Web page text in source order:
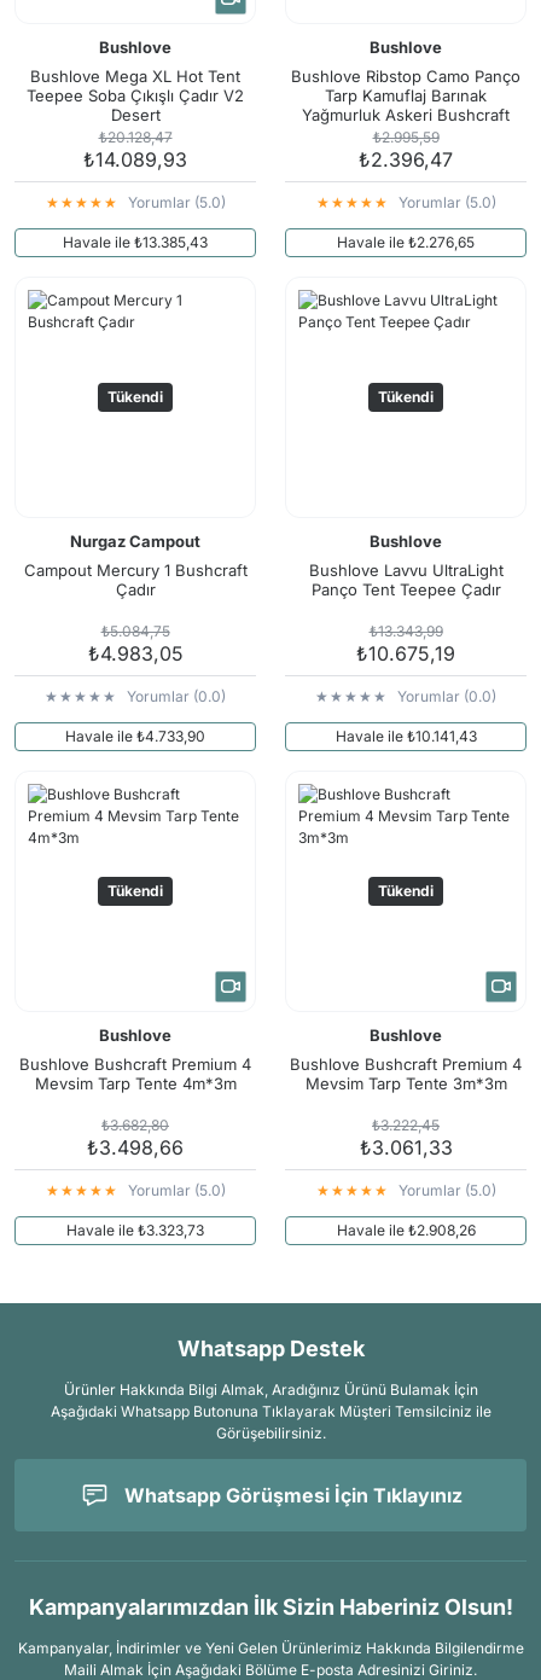
Bushlove
Bushlove Mega XL Hot Tent
Teepee Soba Çıkışlı Çadır V2
Desert
₺20.128,47
₺14.089,93
Yorumlar (5.0)
Havale ile ₺13.385,43
Bushlove
Bushlove Ribstop Camo Panço
Tarp Kamuflaj Barınak
Yağmurluk Askeri Bushcraft
₺2.995,59
₺2.396,47
Yorumlar (5.0)
Havale ile ₺2.276,65
Tükendi
Nurgaz Campout
Campout Mercury 1 Bushcraft
Çadır
₺5.084,75
₺4.983,05
Yorumlar (0.0)
Havale ile ₺4.733,90
Tükendi
Bushlove
Bushlove Lavvu UltraLight
Panço Tent Teepee Çadır
₺13.343,99
₺10.675,19
Yorumlar (0.0)
Havale ile ₺10.141,43
Tükendi
Bushlove
Bushlove Bushcraft Premium 4
Mevsim Tarp Tente 4m*3m
₺3.682,80
₺3.498,66
Yorumlar (5.0)
Havale ile ₺3.323,73
Tükendi
Bushlove
Bushlove Bushcraft Premium 4
Mevsim Tarp Tente 3m*3m
₺3.222,45
₺3.061,33
Yorumlar (5.0)
Havale ile ₺2.908,26
Whatsapp Destek
Ürünler Hakkında Bilgi Almak, Aradığınız Ürünü Bulamak İçin
Aşağıdaki Whatsapp Butonuna Tıklayarak Müşteri Temsilciniz ile
Görüşebilirsiniz.
Whatsapp Görüşmesi İçin Tıklayınız
Kampanyalarımızdan İlk Sizin Haberiniz Olsun!
Kampanyalar, İndirimler ve Yeni Gelen Ürünlerimiz Hakkında Bilgilendirme
Maili Almak İçin Aşağıdaki Bölüme E-posta Adresinizi Giriniz.